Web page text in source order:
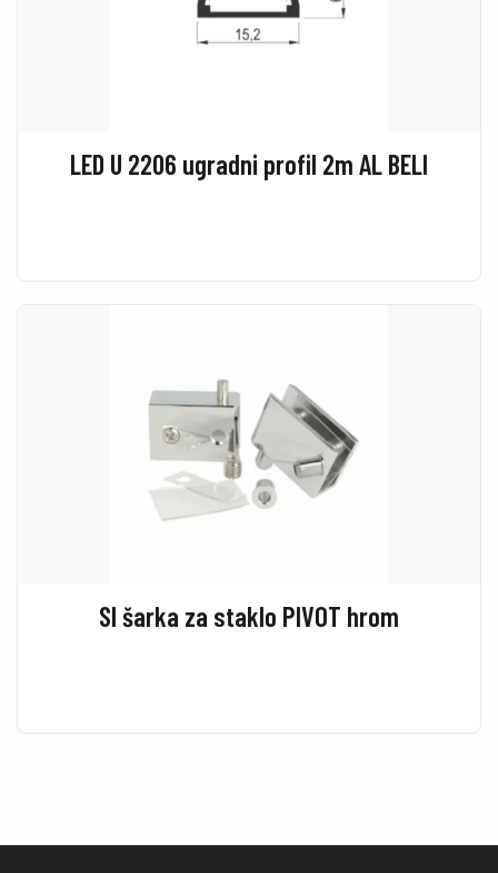
LED U 2206 ugradni profil 2m AL BELI
SI šarka za staklo PIVOT hrom